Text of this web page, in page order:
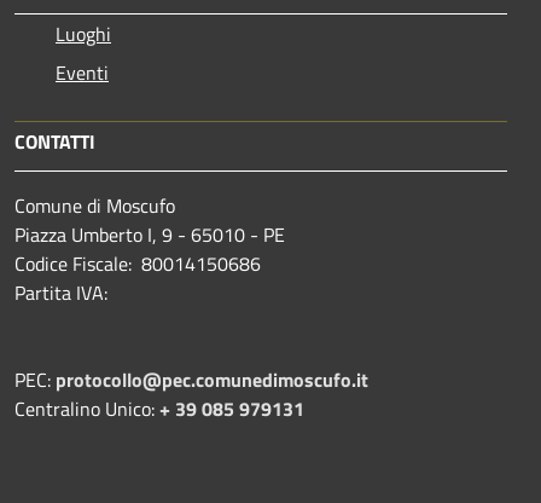
Luoghi
Eventi
CONTATTI
Comune di Moscufo
Piazza Umberto I, 9 - 65010 - PE
Codice Fiscale: 80014150686
Partita IVA:
PEC: protocollo@pec.comunedimoscufo.it
Centralino Unico:+ 39 085 979131